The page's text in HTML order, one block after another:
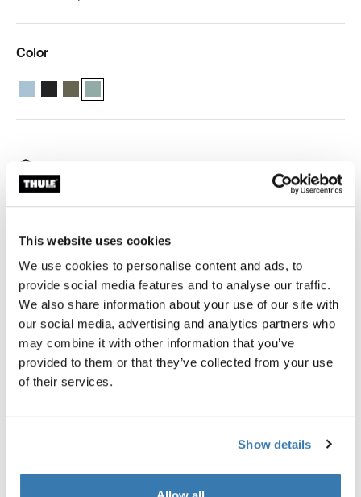
This website uses cookies
We use cookies to personalise content and ads, to
provide social media features and to analyse our traffic.
We also share information about your use of our site with
our social media, advertising and analytics partners who
may combine it with other information that you’ve
provided to them or that they’ve collected from your use
of their services.
Show details
Color
Thule RoundTrip ski bag 192cm Azul medio
Thule RoundTrip ski bag 192cm Negro
Thule RoundTrip ski bag 192cm Caqui oscuro
Thule RoundTrip ski bag 192cm Verde brumoso
Buscar un distribuidor
Un espacioso bolso de esquí con fundas de esquí
acolchadas y ceñidas para garantizar que tu equipo
viaje de forma segura a cada destino. Este bolso está
certificado por bluesign® que garantiza la protección
de los trabajadores, los consumidores y el medio